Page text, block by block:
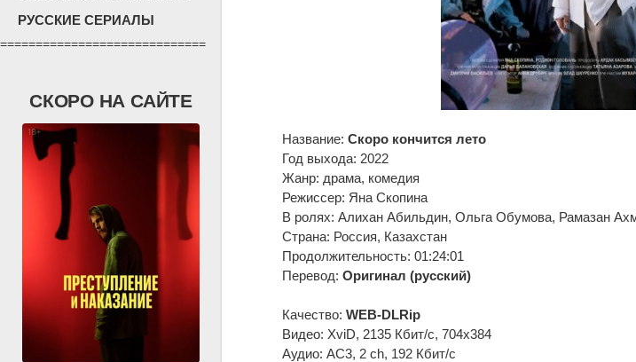
РУССКИЕ СЕРИАЛЫ
=============================
СКОРО НА САЙТЕ
Название: Скоро кончится лето
Год выхода: 2022
Жанр: драма, комедия
Режиссер: Яна Скопина
В ролях: Алихан Абильдин, Ольга Обумова, Рамазан
Страна: Россия, Казахстан
Продолжительность: 01:24:01
Перевод: Оригинал (русский)
Качество: WEB-DLRip
Видео: XviD, 2135 Кбит/с, 704x384
Аудио: AC3, 2 ch, 192 Кбит/с